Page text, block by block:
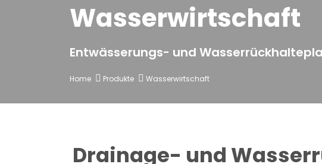
Wasserwirtschaft
Entwässerungs- und
Home Produkte Wasserwirtschaft
Drainage- und